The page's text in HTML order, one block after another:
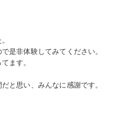
是非体験してみてください。
ます。
と思い、みんなに感謝です。